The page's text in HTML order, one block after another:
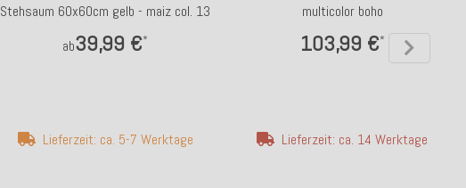
Stehsaum 60x60cm gelb - maiz col. 13
ab39,99 €*
Lieferzeit: ca. 5-7 Werktage
multicolor boho
103,99 €*
Lieferzeit: ca. 14 Werktage